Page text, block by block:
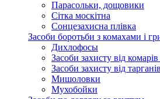
Парасольки, дощовики
Сітка москітна
Сонцезахисна плівка
Засоби боротьби з комахами і
Дихлофосы
Засоби захисту від
Засоби захисту від тарганів
Мишоловки
Мухобойки